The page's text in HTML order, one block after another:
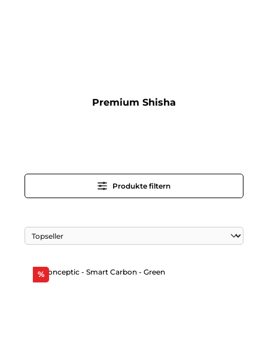
Premium Shisha
Produkte filtern
%Rabatt